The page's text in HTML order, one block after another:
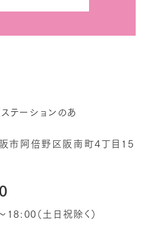
市阿倍野区阪南町4丁目15
（土日祝除く）